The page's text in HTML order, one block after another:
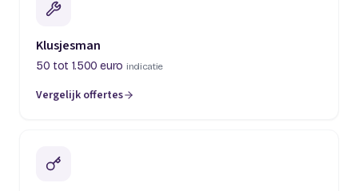
Klusjesman
50 tot 1.500 euro indicatie
Vergelijk offertes
(opent in een nieuw tabblad)